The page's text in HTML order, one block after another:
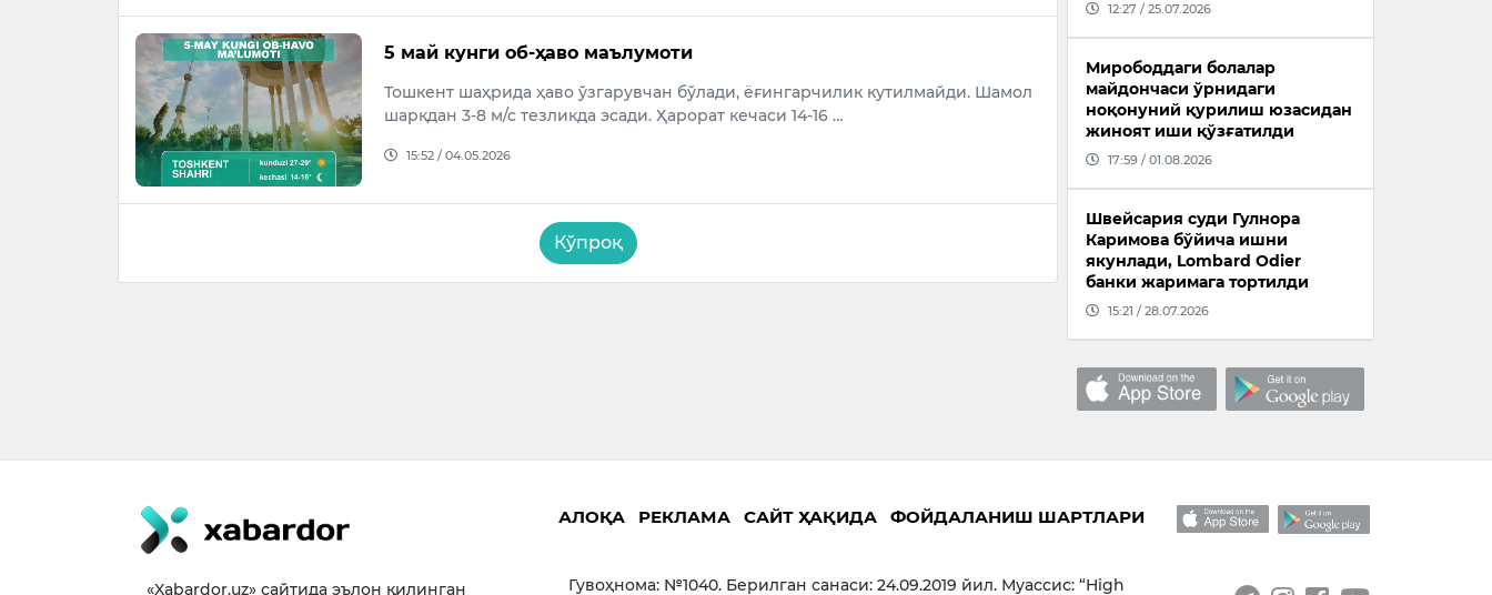
5 май кунги об-ҳаво маълумоти
Тошкент шаҳрида ҳаво ўзгарувчан бўлади, ёғингарчилик кутилмайди. Шамол
шарқдан 3-8 м/с тезликда эсади. Ҳарорат кечаси 14-16 …
15:52 / 04.05.2026
Кўпроқ
12:27 / 25.07.2026
Мирободдаги болалар
майдончаси ўрнидаги
ноқонуний қурилиш юзасидан
жиноят иши қўзғатилди
17:59 / 01.08.2026
Швейсария суди Гулнора
Каримова бўйича ишни
якунлади, Lombard Odier
банки жаримага тортилди
15:21 / 28.07.2026
«Xabardor.uz» сайтида эълон қилинган
АЛОҚА РЕКЛАМА САЙТ ҲАҚИДА ФОЙДАЛАНИШ ШАРТЛАРИ
Гувоҳнома: №1040. Берилган санаси: 24.09.2019 йил. Муассис: “High